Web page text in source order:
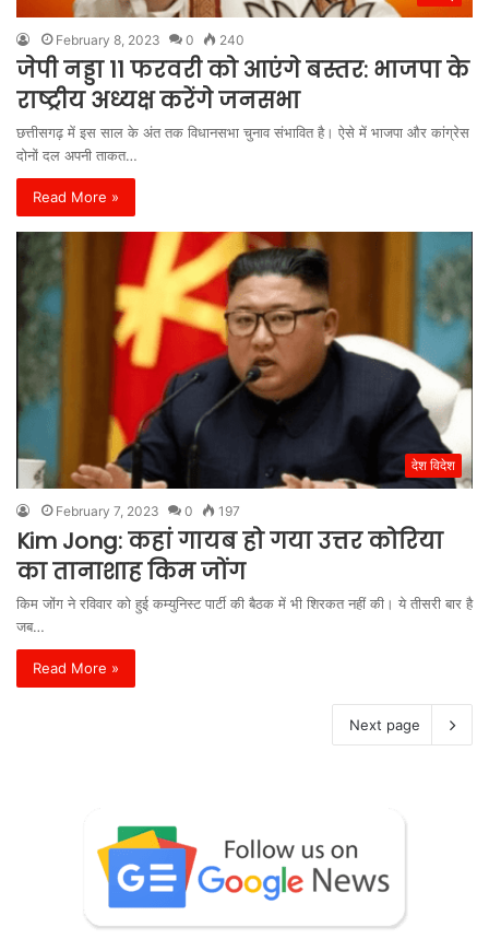
February 8, 2023 0 240
जेपी नड्डा 11 फरवरी को आएंगे बस्तर: भाजपा के
राष्ट्रीय अध्यक्ष करेंगे जनसभा
छत्तीसगढ़ में इस साल के अंत तक विधानसभा चुनाव संभावित है। ऐसे में भाजपा और कांग्रेस
दोनों दल अपनी ताकत…
Read More »
देश विदेश
February 7, 2023 0 197
Kim Jong: कहां गायब हो गया उत्तर कोरिया
का तानाशाह किम जोंग
किम जोंग ने रविवार को हुई कम्युनिस्ट पार्टी की बैठक में भी शिरकत नहीं की। ये तीसरी बार है
जब…
Read More »
Next page